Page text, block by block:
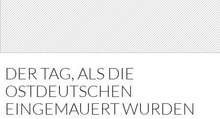
DER TAG, ALS DIE
OSTDEUTSCHEN
EINGEMAUERT WURDEN